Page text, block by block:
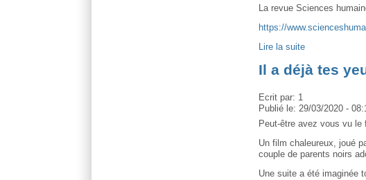
La revue Sciences
https://
Lire la suite
Il a déjà tes
Ecrit par: 1
Publié le: 29/03/2020 -
Peut-être avez vous vu
Un film chaleureux, joué
couple de parents noirs
Une suite a été imaginée